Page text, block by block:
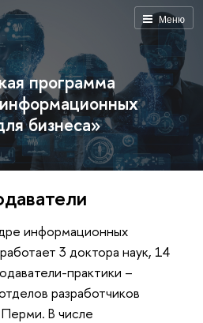
Меню
программа
бизнеса»
информационных
3 доктора наук, 14
практики –
разработчиков
В числе